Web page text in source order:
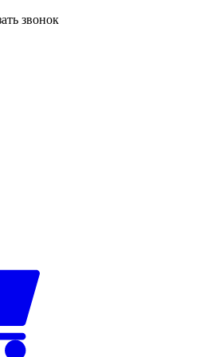
звонок